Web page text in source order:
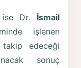
ise Dr. İsmail
işlenen
edeceği
sonuç